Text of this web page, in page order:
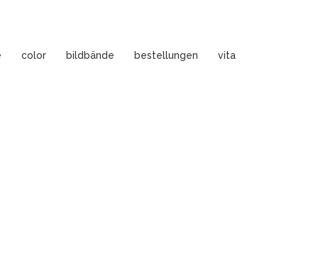
color bildbände bestellungen vita